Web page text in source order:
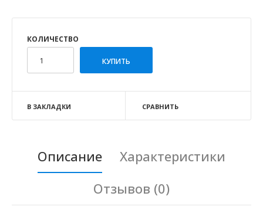
КОЛИЧЕСТВО
В ЗАКЛАДКИ СРАВНИТЬ
Описание
Характеристики
Отзывов (0)